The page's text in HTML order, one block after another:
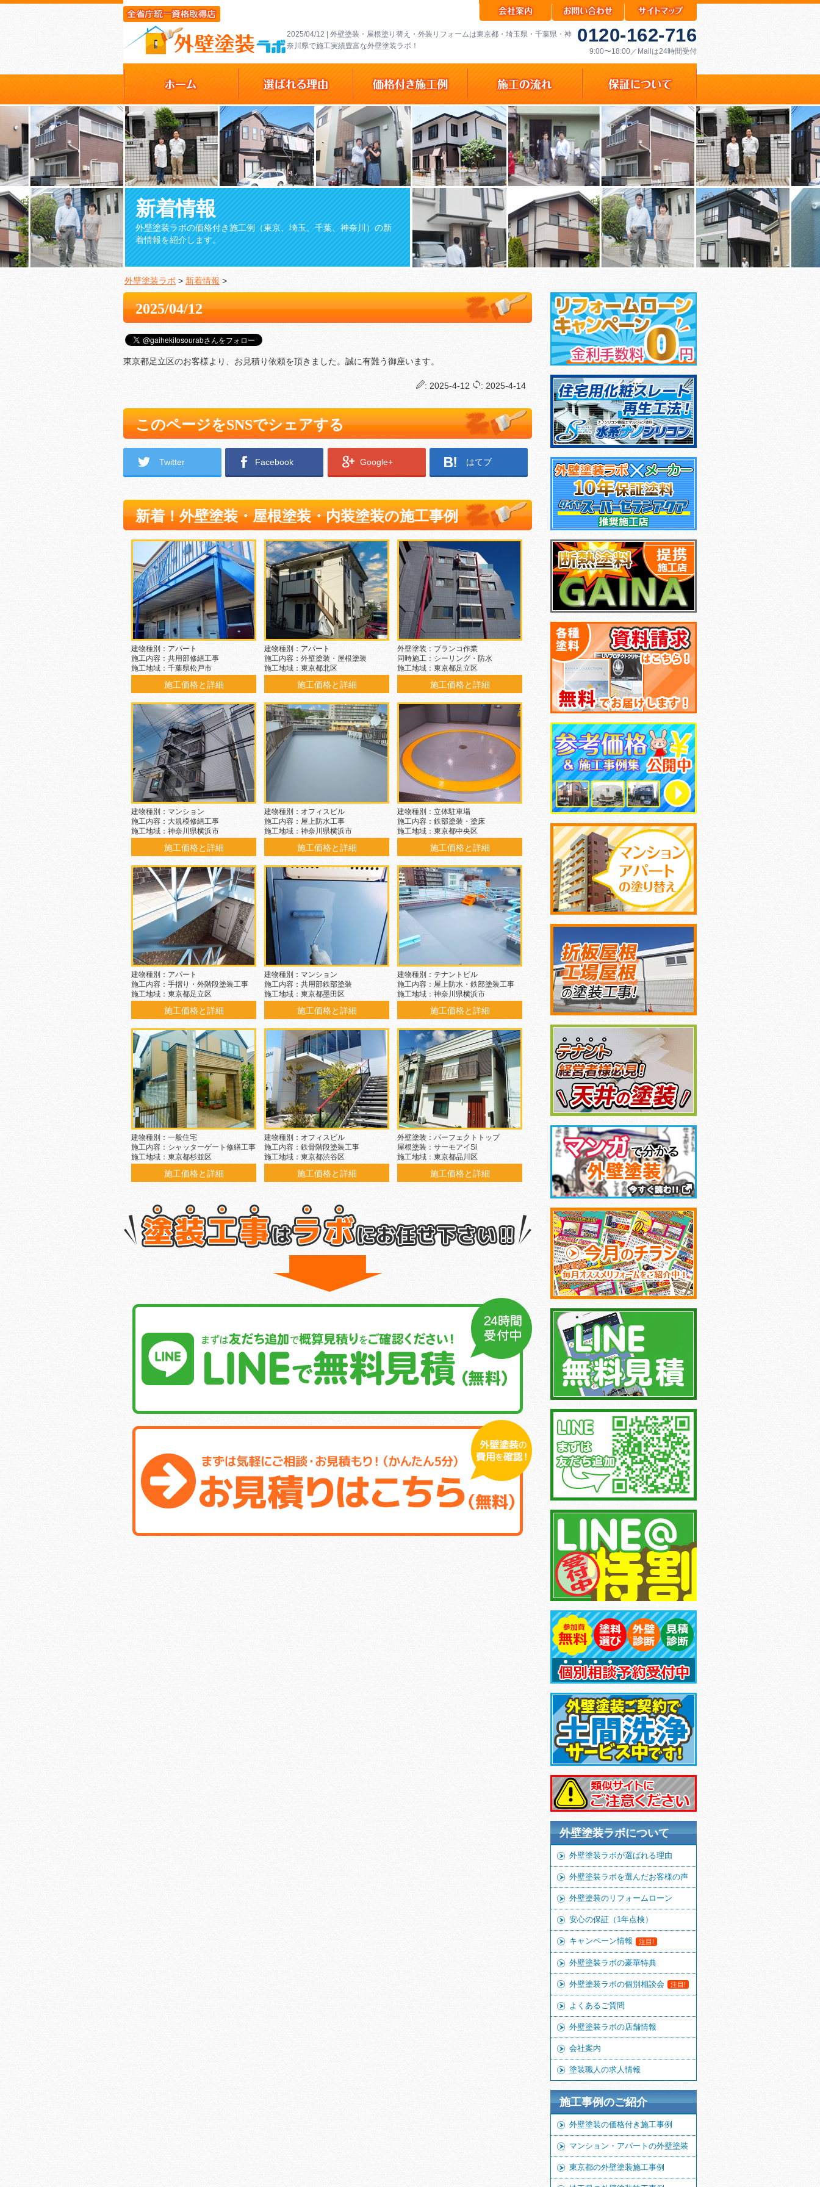
2025/04/12 | 外壁塗装・屋根塗り替え・外装リフォームは東京都・埼玉県・千葉県・神
奈川県で施工実績豊富な外壁塗装ラボ！
0120-162-716
9:00〜18:00／Mailは24時間受付
新着情報
外壁塗装ラボの価格付き施工例（東京、埼玉、千葉、神奈川）の新
着情報を紹介します。
外壁塗装ラボ > 新着情報 >
2025/04/12
東京都足立区のお客様より、お見積り依頼を頂きました。誠に有難う御座います。
: 2025-4-12 : 2025-4-14
このページをSNSでシェアする
Twitter Facebook Google+ はてブ
新着！外壁塗装・屋根塗装・内装塗装の施工事例
建物種別：アパート
施工内容：共用部修繕工事
施工地域：千葉県松戸市
施工価格と詳細
建物種別：アパート
施工内容：外壁塗装・屋根塗装
施工地域：東京都北区
施工価格と詳細
外壁塗装：ブランコ作業
同時施工：シーリング・防水
施工地域：東京都足立区
施工価格と詳細
建物種別：マンション
施工内容：大規模修繕工事
施工地域：神奈川県横浜市
施工価格と詳細
建物種別：オフィスビル
施工内容：屋上防水工事
施工地域：神奈川県横浜市
施工価格と詳細
建物種別：立体駐車場
施工内容：鉄部塗装・塗床
施工地域：東京都中央区
施工価格と詳細
建物種別：アパート
施工内容：手摺り・外階段塗装工事
施工地域：東京都足立区
施工価格と詳細
建物種別：マンション
施工内容：共用部鉄部塗装
施工地域：東京都墨田区
施工価格と詳細
建物種別：テナントビル
施工内容：屋上防水・鉄部塗装工事
施工地域：神奈川県横浜市
施工価格と詳細
建物種別：一般住宅
施工内容：シャッターゲート修繕工事
施工地域：東京都杉並区
施工価格と詳細
建物種別：オフィスビル
施工内容：鉄骨階段塗装工事
施工地域：東京都渋谷区
施工価格と詳細
外壁塗装：パーフェクトトップ
屋根塗装：サーモアイSi
施工地域：東京都品川区
施工価格と詳細
外壁塗装ラボについて
外壁塗装ラボが選ばれる理由
外壁塗装ラボを選んだお客様の声
外壁塗装のリフォームローン
安心の保証（1年点検）
キャンペーン情報 注目!
外壁塗装ラボの豪華特典
外壁塗装ラボの個別相談会 注目!
よくあるご質問
外壁塗装ラボの店舗情報
会社案内
塗装職人の求人情報
施工事例のご紹介
外壁塗装の価格付き施工事例
マンション・アパートの外壁塗装
東京都の外壁塗装施工事例